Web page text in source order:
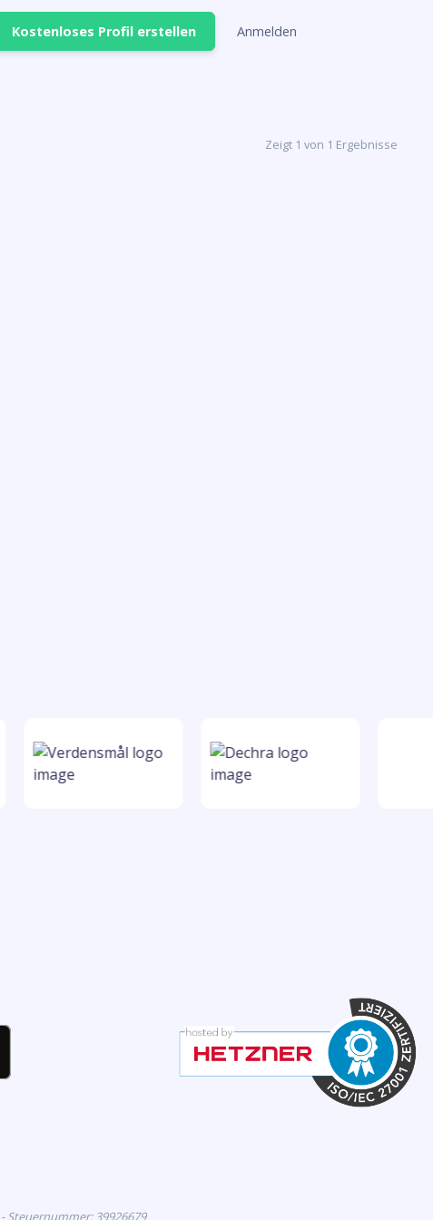
Kostenloses Profil erstellen Anmelden
Zeigt 1 von 1 Ergebnisse
- Steuernummer: 39926679